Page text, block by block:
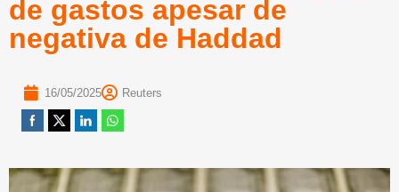
de gastos apesar de
negativa de Haddad
16/05/2025 Reuters